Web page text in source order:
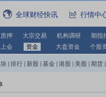
全球财经快讯 行情中
押 大宗交易 机构调研
期指
会 资金 大盘资金 个股
排行 新股 基金 港股 美股 期货